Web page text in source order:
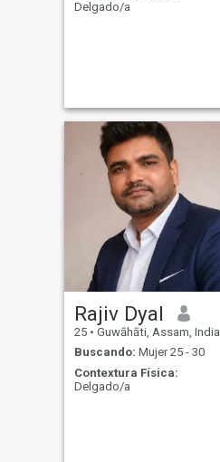
Delgado/a
Rajiv Dyal
25 • Guwāhāti, Assam, India
Buscando: Mujer 25 - 30
Contextura Física:
Delgado/a